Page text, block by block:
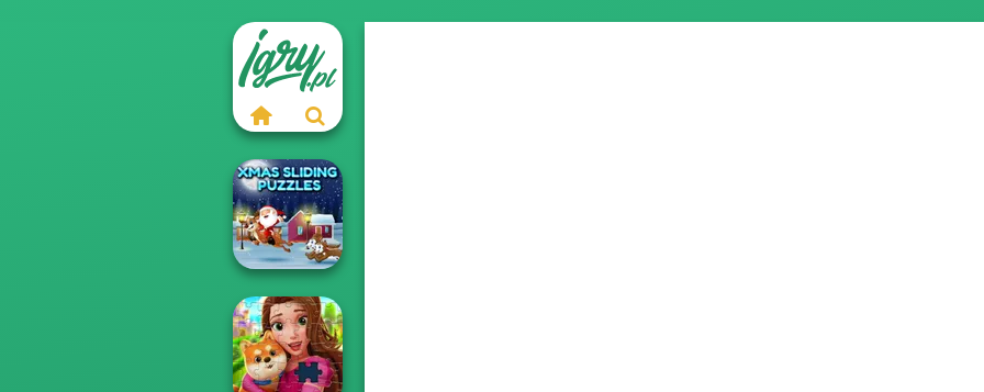
Xmas Sliding
Puzzles